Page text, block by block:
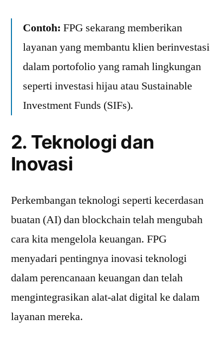
Contoh: FPG sekarang memberikan
layanan yang membantu klien berinvestasi
dalam portofolio yang ramah lingkungan
seperti investasi hijau atau Sustainable
Investment Funds (SIFs).
2. Teknologi dan
Inovasi
Perkembangan teknologi seperti kecerdasan
buatan (AI) dan blockchain telah mengubah
cara kita mengelola keuangan. FPG
menyadari pentingnya inovasi teknologi
dalam perencanaan keuangan dan telah
mengintegrasikan alat-alat digital ke dalam
layanan mereka.